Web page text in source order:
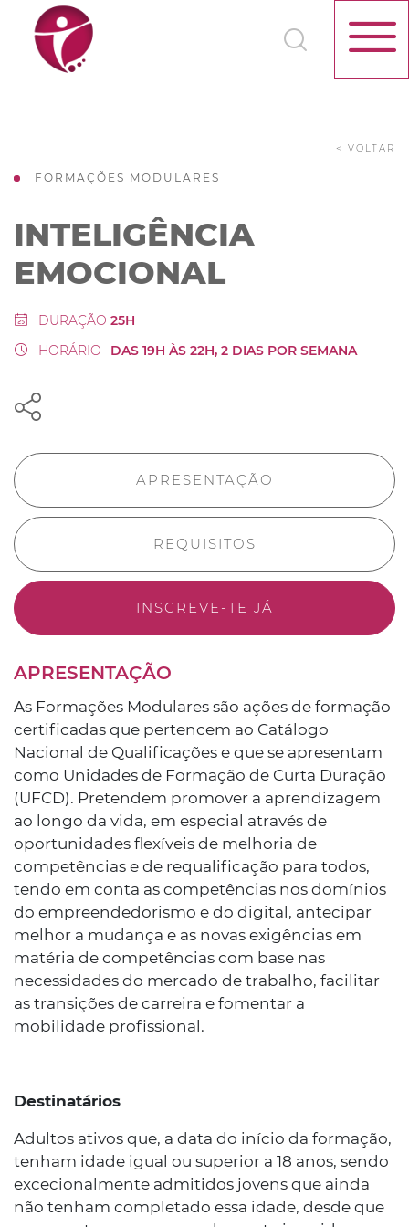
FORMAÇÕES MODULARES
< VOLTAR
INTELIGÊNCIA
EMOCIONAL
DURAÇÃO 25H
HORÁRIO
DAS 19H ÀS 22H, 2 DIAS POR SEMANA
APRESENTAÇÃO
As Formações Modulares são ações de formação
certificadas que pertencem ao Catálogo
Nacional de Qualificações e que se apresentam
como Unidades de Formação de Curta Duração
(UFCD). Pretendem promover a aprendizagem
ao longo da vida, em especial através de
oportunidades flexíveis de melhoria de
competências e de requalificação para todos,
tendo em conta as competências nos domínios
do empreendedorismo e do digital, antecipar
melhor a mudança e as novas exigências em
matéria de competências com base nas
necessidades do mercado de trabalho, facilitar
as transições de carreira e fomentar a
mobilidade profissional.
Destinatários
Adultos ativos que, a data do início da formação,
tenham idade igual ou superior a 18 anos, sendo
excecionalmente admitidos jovens que ainda
não tenham completado essa idade, desde que
APRESENTAÇÃO
REQUISITOS
INSCREVE-TE JÁ